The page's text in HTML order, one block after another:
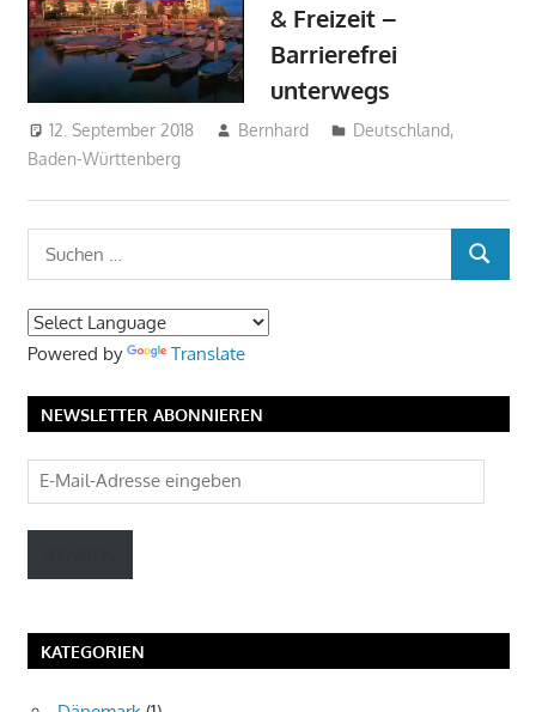
& Freizeit –
Barrierefrei
unterwegs
12. September 2018 Bernhard Deutschland,
Baden-Württenberg
SUCHEN
Powered by Translate
NEWSLETTER ABONNIEREN
E-
Mail-
Adresse
KATEGORIEN